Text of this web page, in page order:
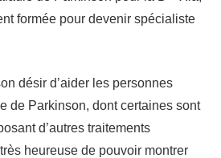
formée pour devenir spécialiste
désir d’aider les personnes
de Parkinson, dont certaines sont
d’autres traitements
heureuse de pouvoir montrer